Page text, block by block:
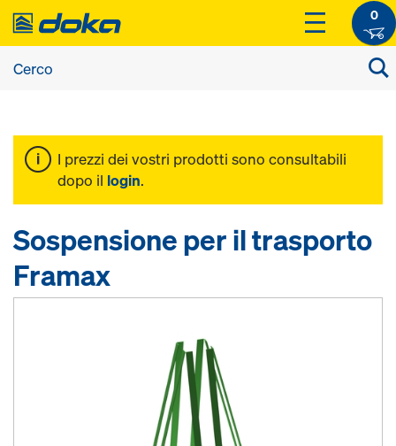
0
I prezzi dei vostri prodotti sono consultabili
dopo il login.
Sospensione per il trasporto
Framax